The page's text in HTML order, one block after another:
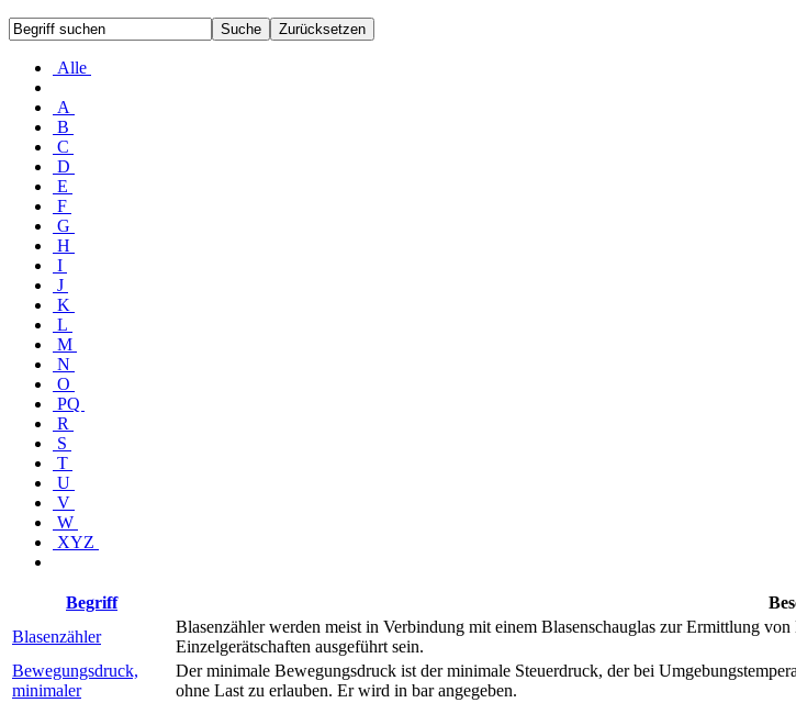
Alle
A
B
C
D
E
F
G
H
I
J
K
L
M
N
O
PQ
R
S
T
U
V
W
XYZ
Begriff
Blasenzähler
Blasenzähler werden meist in Verbindung mit einem Blasenschauglas zur Ermittlung
Einzelgerätschaften ausgeführt sein.
Bewegungsdruck,
minimaler
Der minimale Bewegungsdruck ist der minimale Steuerdruck, der bei
ohne Last zu erlauben. Er wird in bar angegeben.